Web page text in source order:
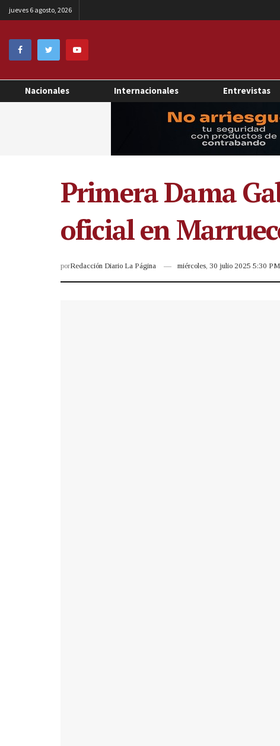
jueves 6 agosto, 2026
Nacionales Internacionales Entrevistas
Primera Dama
oficial en
porRedacción Diario La Página miércoles, 30 julio 2025 5:30 PM